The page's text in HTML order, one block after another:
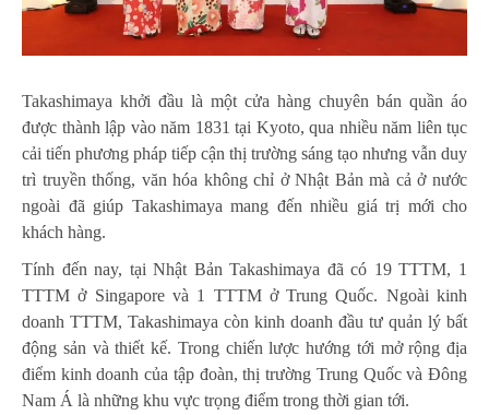
Takashimaya khởi đầu là một cửa hàng chuyên bán quần áo
được thành lập vào năm 1831 tại Kyoto, qua nhiều năm liên tục
cải tiến phương pháp tiếp cận thị trường sáng tạo nhưng vẫn duy
trì truyền thống, văn hóa không chỉ ở Nhật Bản mà cả ở nước
ngoài đã giúp Takashimaya mang đến nhiều giá trị mới cho
khách hàng.
Tính đến nay, tại Nhật Bản Takashimaya đã có 19 TTTM, 1
TTTM ở Singapore và 1 TTTM ở Trung Quốc. Ngoài kinh
doanh TTTM, Takashimaya còn kinh doanh đầu tư quản lý bất
động sản và thiết kế. Trong chiến lược hướng tới mở rộng địa
điểm kinh doanh của tập đoàn, thị trường Trung Quốc và Đông
Nam Á là những khu vực trọng điểm trong thời gian tới.